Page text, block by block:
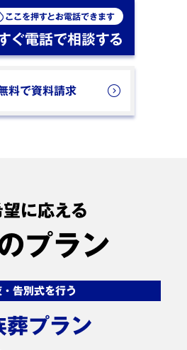
ここを押すとお電話できます
ぐ電話で相談する
料で資料請求
望に応える
プラン
告別式を行う
葬プラン